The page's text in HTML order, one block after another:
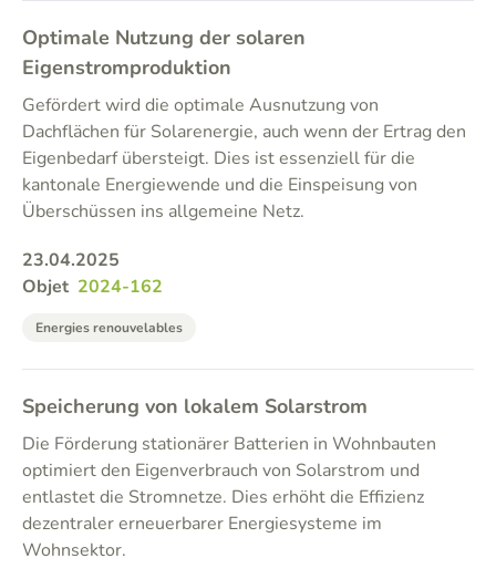
Optimale Nutzung der solaren
Eigenstromproduktion
Gefördert wird die optimale Ausnutzung von
Dachflächen für Solarenergie, auch wenn der Ertrag den
Eigenbedarf übersteigt. Dies ist essenziell für die
kantonale Energiewende und die Einspeisung von
Überschüssen ins allgemeine Netz.
23.04.2025
Objet 2024-162
Energies renouvelables
Speicherung von lokalem Solarstrom
Die Förderung stationärer Batterien in Wohnbauten
optimiert den Eigenverbrauch von Solarstrom und
entlastet die Stromnetze. Dies erhöht die Effizienz
dezentraler erneuerbarer Energiesysteme im
Wohnsektor.